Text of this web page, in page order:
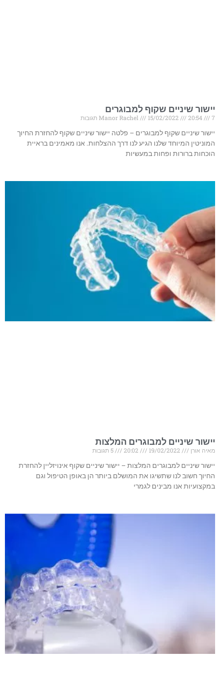
יישור שיניים שקוף למבוגרים
Manor Rachel 15/02/2022 20:54
7 תגובות
יישור שיניים שקוף למבוגרים – פלטה יישור שיניים שקוף להחזרת החיוך
המוניטין המיוחד שלנו הגיע לנו דרך ההצלחות. אנו מאמינים בראיית
הוכחות ברורות ופחות במעשיות
יישור שיניים למבוגרים המלצות
מאיה אורן
יישור שיניים למבוגרים המלצות – יישור שיניים שקוף אינויזליין להחזרת
החיוך חשוב לנו שתשיגו את המושלם ביותר הן באופן הטיפול וגם
במקצועיות אנו מבינים לגמרי